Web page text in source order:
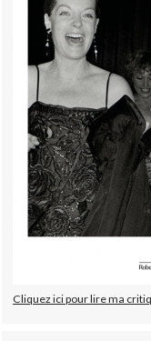
Cliquez ici pour lire ma